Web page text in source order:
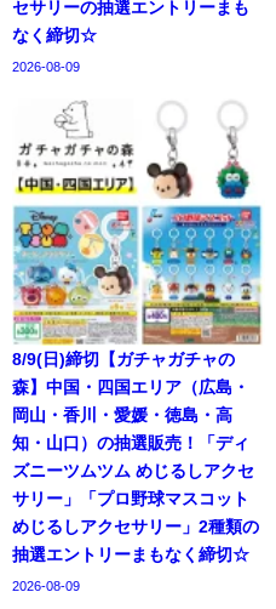
セサリーの抽選エントリーまも
なく締切☆
2026-08-09
8/9(日)締切【ガチャガチャの
森】中国・四国エリア（広島・
岡山・香川・愛媛・徳島・高
知・山口）の抽選販売！「ディ
ズニーツムツム めじるしアクセ
サリー」「プロ野球マスコット
めじるしアクセサリー」2種類の
抽選エントリーまもなく締切☆
2026-08-09